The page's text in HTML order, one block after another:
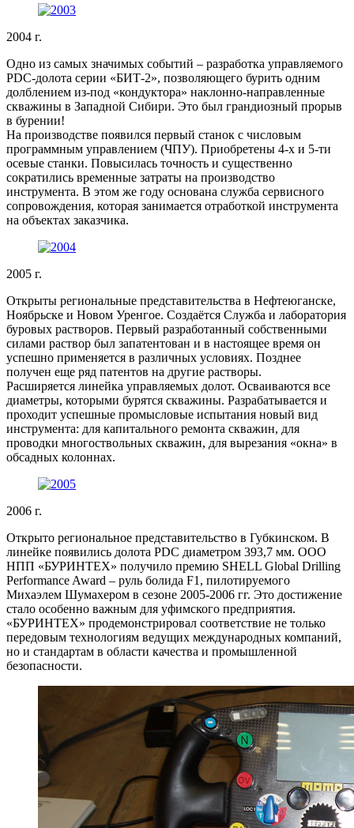
2004 г.
Одно из самых значимых событий – разработка управляемого
PDC-долота серии «БИТ-2», позволяющего бурить одним
долблением из-под «кондуктора» наклонно-направленные
скважины в Западной Сибири. Это был грандиозный прорыв
в бурении!
На производстве появился первый станок с числовым
программным управлением (ЧПУ). Приобретены 4-х и 5-ти
осевые станки. Повысилась точность и существенно
сократились временные затраты на производство
инструмента. В этом же году основана служба сервисного
сопровождения, которая занимается отработкой инструмента
на объектах заказчика.
2005 г.
Открыты региональные представительства в Нефтеюганске,
Ноябрьске и Новом Уренгое. Создаётся Служба и лаборатория
буровых растворов. Первый разработанный собственными
силами раствор был запатентован и в настоящее время он
успешно применяется в различных условиях. Позднее
получен еще ряд патентов на другие растворы.
Расширяется линейка управляемых долот. Осваиваются все
диаметры, которыми бурятся скважины. Разрабатывается и
проходит успешные промысловые испытания новый вид
инструмента: для капитального ремонта скважин, для
проводки многоствольных скважин, для вырезания «окна» в
обсадных колоннах.
2006 г.
Открыто региональное представительство в Губкинском. В
линейке появились долота PDC диаметром 393,7 мм. ООО
НПП «БУРИНТЕХ» получило премию SHELL Global Drilling
Performance Award – руль болида F1, пилотируемого
Михаэлем Шумахером в сезоне 2005-2006 гг. Это достижение
стало особенно важным для уфимского предприятия.
«БУРИНТЕХ» продемонстрировал соответствие не только
передовым технологиям ведущих международных компаний,
но и стандартам в области качества и промышленной
безопасности.